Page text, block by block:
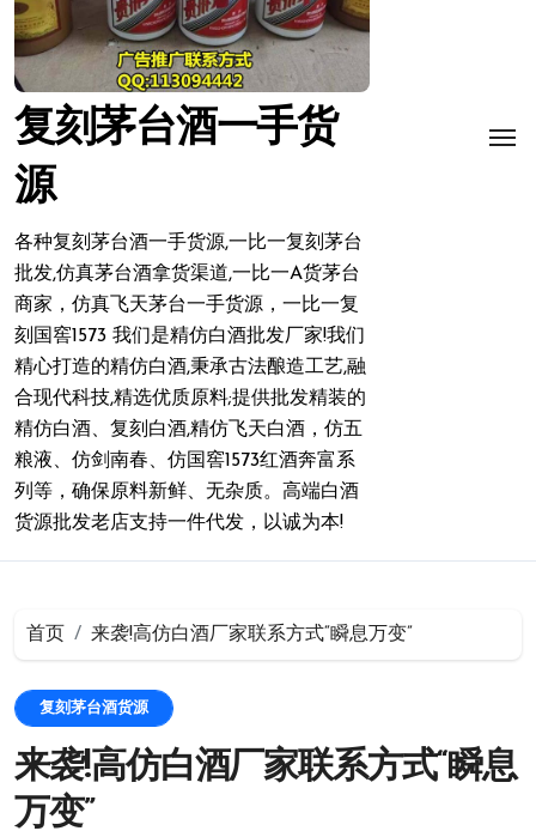
复刻茅台酒一手货
源
各种复刻茅台酒一手货源,一比一复刻茅台
批发,仿真茅台酒拿货渠道,一比一A货茅台
商家，仿真飞天茅台一手货源，一比一复
刻国窖1573 我们是精仿白酒批发厂家!我们
精心打造的精仿白酒,秉承古法酿造工艺,融
合现代科技,精选优质原料;提供批发精装的
精仿白酒、复刻白酒,精仿飞天白酒，仿五
粮液、仿剑南春、仿国窖1573红酒奔富系
列等，确保原料新鲜、无杂质。高端白酒
货源批发老店支持一件代发，以诚为本!
首页 来袭!高仿白酒厂家联系方式“瞬息万变”
复刻茅台酒货源
来袭!高仿白酒厂家联系方式“瞬息
万变”